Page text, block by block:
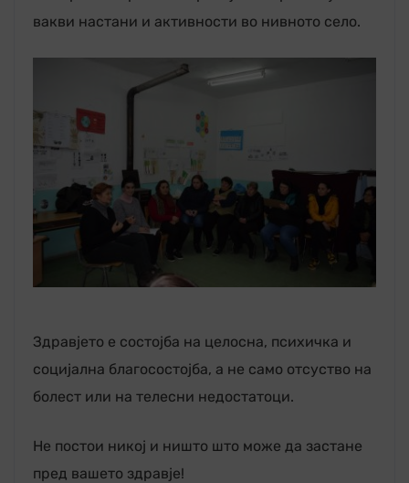
вакви настани и активности во нивното село.
Здравјето е состојба на целосна, психичка и
социјална благосостојба, а не само отсуство на
болест или на телесни недостатоци.
Не постои никој и ништо што може да застане
пред вашето здравје!